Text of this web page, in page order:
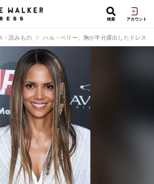
検索 アカウント
・読みもの ハル・ベリー、胸が半分露出したドレス